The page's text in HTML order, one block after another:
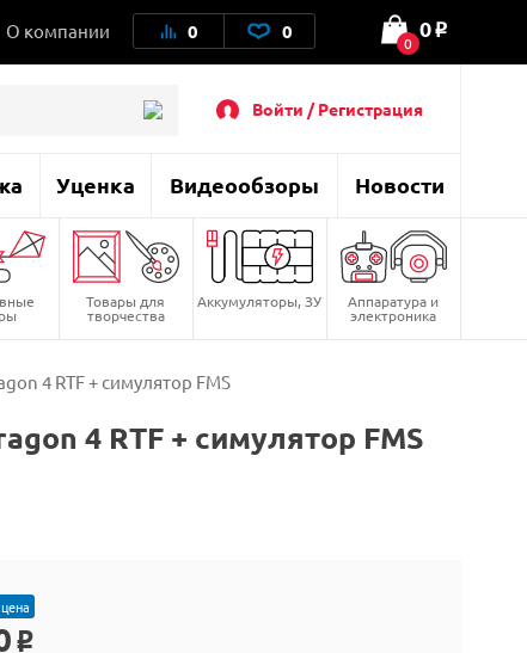
О компании 0 0 0
0 o
Войти / Регистрация
Уценка Видеообзоры Новости
Товары для
творчества
Аккумуляторы, ЗУ Аппаратура и
электроника
4 RTF + симулятор FMS
4 RTF + симулятор FMS
o